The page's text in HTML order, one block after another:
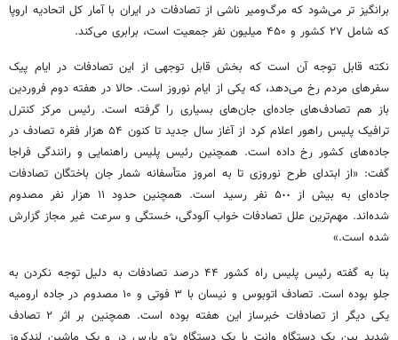
برانگیز تر می‌شود که مرگ‌ومیر ناشی از تصادفات در ایران با آمار کل اتحادیه اروپا
که شامل ۲۷ کشور و ۴۵۰ میلیون نفر جمعیت است، برابری می‌کند.
نکته قابل توجه آن است که بخش قابل توجهی از این تصادفات در ایام پیک
سفرهای مردم رخ می‌دهد، که یکی از ایام نوروز است. حالا در هفته دوم فروردین
باز هم تصادف‌های جاده‌ای جان‌های بسیاری را گرفته است. رئیس مرکز کنترل
ترافیک پلیس راهور اعلام کرد از آغاز سال جدید تا کنون ۵۴ هزار فقره تصادف در
جاده‌های کشور رخ داده است. همچنین رئیس پلیس راهنمایی و رانندگی فراجا
گفت: «از ابتدای طرح نوروزی تا به امروز متأسفانه شمار جان باختگان تصادفات
جاده‌ای به بیش از ۵٠٠ نفر رسید است. همچنین حدود ١١ هزار نفر مصدوم
شده‌اند. مهم‌ترین علل تصادفات خواب آلودگی، خستگی و سرعت غیر مجاز گزارش
شده است.»
بنا به گفته رئیس پلیس راه کشور ۴۴ درصد تصادفات به دلیل توجه نکردن به
جلو بوده است. تصادف اتوبوس و نیسان با ٣ فوتی و ١۰ مصدوم در جاده ارومیه
یکی دیگر از تصادفات خبرساز این هفته بوده است. همچنین بر اثر ٢ تصادف